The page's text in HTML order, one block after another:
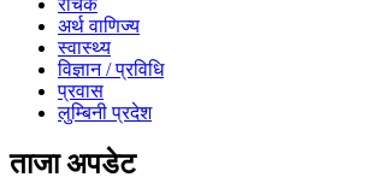
रोचक
अर्थ वाणिज्य
स्वास्थ्य
विज्ञान / प्रविधि
प्रवास
लुम्बिनी प्रदेश
ताजा अपडेट